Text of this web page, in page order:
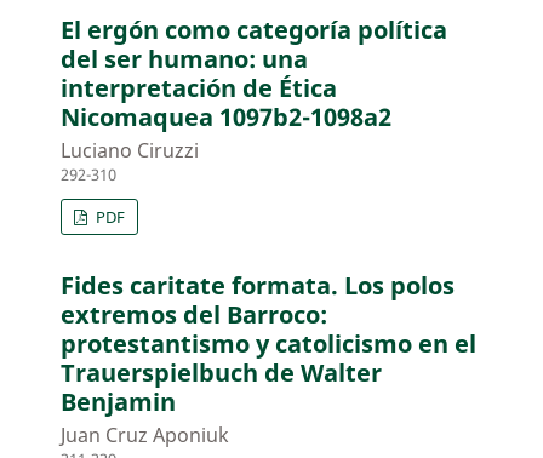
El ergón como categoría política
del ser humano: una
interpretación de Ética
Nicomaquea 1097b2-1098a2
Luciano Ciruzzi
292-310
PDF
Fides caritate formata. Los polos
extremos del Barroco:
protestantismo y catolicismo en el
Trauerspielbuch de Walter
Benjamin
Juan Cruz Aponiuk